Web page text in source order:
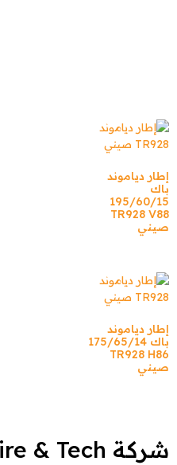
إطار دياموند
باك
195/60/15
TR928 V88
صيني
إطار دياموند
باك 175/65/14
TR928 H86
صيني
شركة Tire & Tech